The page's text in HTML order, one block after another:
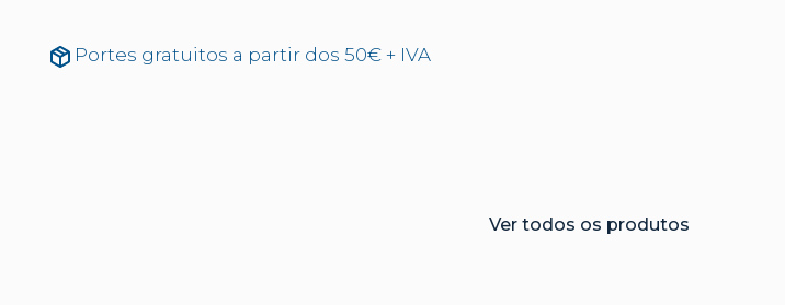
Portes gratuitos a partir dos 50€ + IVA
Ver todos os produtos